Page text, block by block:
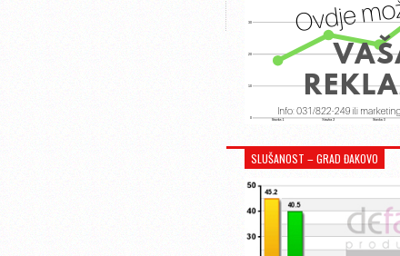
SLUŠANOST – GRAD ĐAKOVO